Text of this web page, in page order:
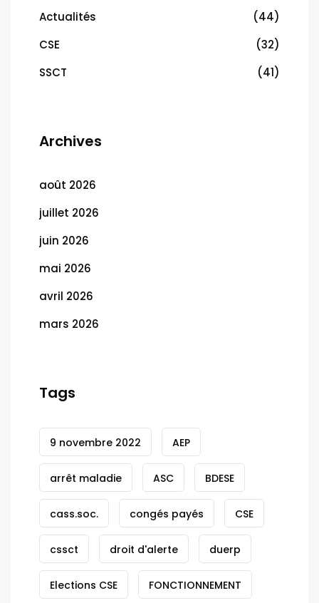
Actualités
(44)
CSE
(32)
SSCT
(41)
Archives
août 2026
juillet 2026
juin 2026
mai 2026
avril 2026
mars 2026
Tags
9 novembre 2022 AEP
arrêt maladie ASC BDESE
cass.soc. congés payés CSE
cssct droit d'alerte duerp
Elections CSE FONCTIONNEMENT